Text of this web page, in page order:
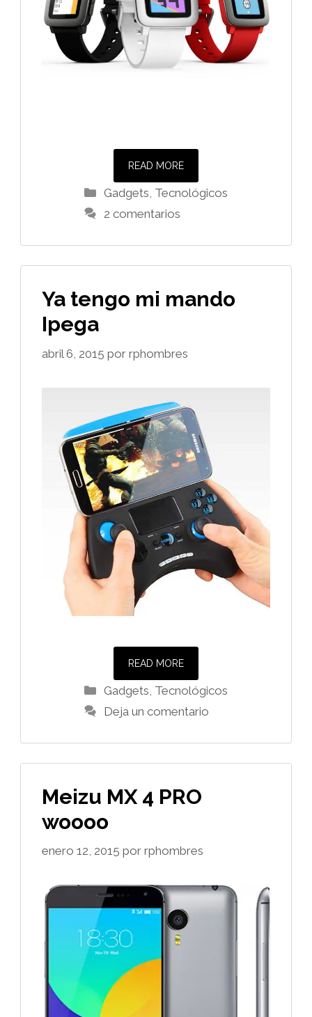
READ MORE
Categorías
Gadgets, Tecnológicos
2 comentarios
Ya tengo mi mando
Ipega
abril 6, 2015 por rphombres
READ MORE
Categorías
Gadgets Tecnológicos
Deja un comentario
Meizu MX 4 PRO
woooo
enero 12, 2015 por rphombres